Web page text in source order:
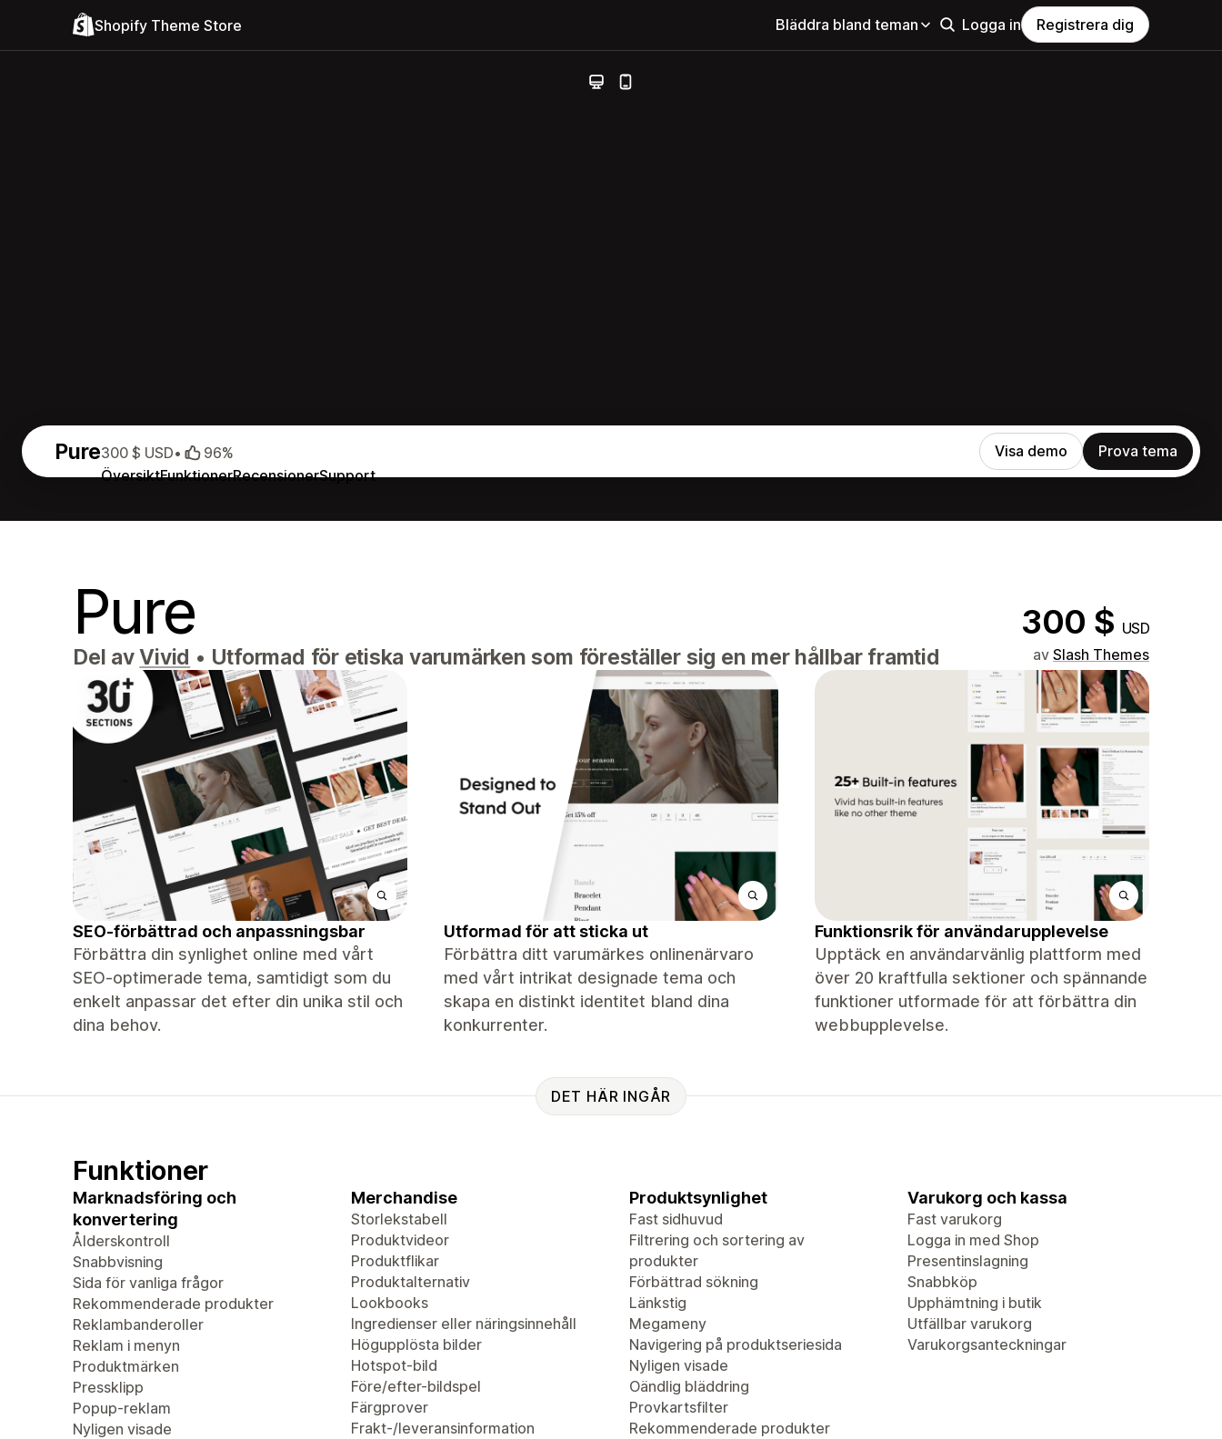
Shopify Theme Store Bläddra bland teman Logga in Registrera dig
Pure
ÖversiktFunktionerRecensionerSupport
300 $ USD• 96% Visa demo Prova tema
Pure 300 $ USD
Del avVivid • Utformad för etiska varumärken som föreställer sig en mer hållbar framtid av Slash Themes
SEO-förbättrad och anpassningsbar
Förbättra din synlighet online med vårt
SEO-optimerade tema, samtidigt som du
enkelt anpassar det efter din unika stil och
dina behov.
Utformad för att sticka ut
Förbättra ditt varumärkes onlinenärvaro
med vårt intrikat designade tema och
skapa en distinkt identitet bland dina
konkurrenter.
Funktionsrik för användarupplevelse
Upptäck en användarvänlig plattform med
över 20 kraftfulla sektioner och spännande
funktioner utformade för att förbättra din
webbupplevelse.
DET HÄR INGÅR
Funktioner
Marknadsföring och
konvertering
Ålderskontroll
Snabbvisning
Sida för vanliga frågor
Rekommenderade produkter
Reklambanderoller
Reklam i menyn
Produktmärken
Pressklipp
Popup-reklam
Nyligen visade
Merchandise
Storlekstabell
Produktvideor
Produktflikar
Produktalternativ
Lookbooks
Ingredienser eller näringsinnehåll
Högupplösta bilder
Hotspot-bild
Före/efter-bildspel
Färgprover
Frakt-/leveransinformation
Produktsynlighet
Fast sidhuvud
Filtrering och sortering av
produkter
Förbättrad sökning
Länkstig
Megameny
Navigering på produktseriesida
Nyligen visade
Oändlig bläddring
Provkartsfilter
Rekommenderade produkter
Varukorg och kassa
Fast varukorg
Logga in med Shop
Presentinslagning
Snabbköp
Upphämtning i butik
Utfällbar varukorg
Varukorgsanteckningar